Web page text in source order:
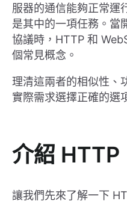
服器的通信能夠正常運
是其中的一項任務。當
協議時，HTTP 和
個常見概念。
理清這兩者的相似性、
實際需求選擇正確的選
介紹 HTTP
讓我們先來了解一下